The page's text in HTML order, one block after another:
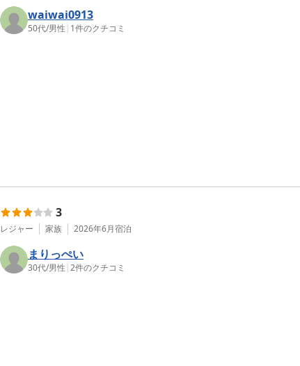
waiwai0913
50代/男性 | 1件のクチコミ
3
レジャー 家族 2026年6月宿泊
まりっぺい
30代/男性 |2件のクチコミ